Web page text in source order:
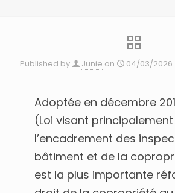
Published by Junie on 04/03/2026
Adoptée en décembre
(Loi visant principalement
l’encadrement des
bâtiment et de la
est la plus importante